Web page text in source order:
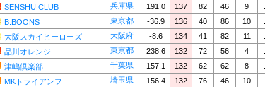
SENSHU CLUB 兵庫県 191.0 137 82 46 9
B.BOONS 東京都 -36.9 136 40 86 10
大阪スカイヒーローズ 大阪府 -8.6 134 41 82 11
品川オレンジ 東京都 238.6 132 72 56 4
津嶋倶楽部 千葉県 157.1 132 62 62 8
MKトライアンフ 埼玉県 156.4 132 76 46 10